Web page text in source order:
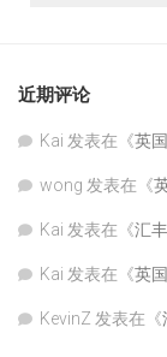
近期评论
Kai 发表在《英
wong 发表在《
Kai 发表在《汇
Kai 发表在《英
KevinZ 发表在《